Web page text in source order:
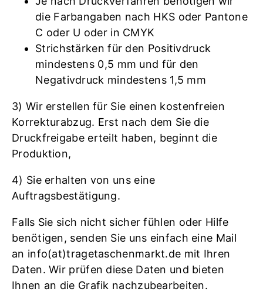
die Farbangaben nach HKS oder Pantone
C oder U oder in CMYK
Strichstärken für den Positivdruck
mindestens 0,5 mm und für den
Negativdruck mindestens 1,5 mm
3) Wir erstellen für Sie einen kostenfreien
Korrekturabzug. Erst nach dem Sie die
Druckfreigabe erteilt haben, beginnt die
Produktion,
4) Sie erhalten von uns eine
Auftragsbestätigung.
Falls Sie sich nicht sicher fühlen oder Hilfe
benötigen, senden Sie uns einfach eine Mail
an info(at)tragetaschenmarkt.de mit Ihren
Daten. Wir prüfen diese Daten und bieten
Ihnen an die Grafik nachzubearbeiten.